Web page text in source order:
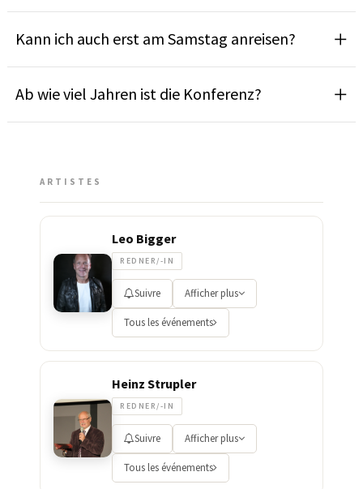
Kann ich auch erst am Samstag anreisen?
Ab wie viel Jahren ist die Konferenz?
ARTISTES
Leo Bigger
REDNER/-IN
Suivre Afficher plus
Tous les événements
Heinz Strupler
REDNER/-IN
Suivre Afficher plus
Tous les événements